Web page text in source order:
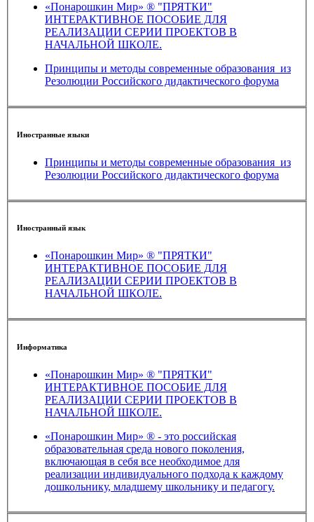
«Понарошкин Мир» ® "ПРЯТКИ"
ИНТЕРАКТИВНОЕ ПОСОБИЕ ДЛЯ
РЕАЛИЗАЦИИ СЕРИИ ПРОЕКТОВ В
НАЧАЛЬНОЙ ШКОЛЕ.
Принципы и методы современные образования_из
Резолюции Российского дидактического форума
Иностранные языки
Принципы и методы современные образования_из
Резолюции Российского дидактического форума
Иностранный язык
«Понарошкин Мир» ® "ПРЯТКИ"
ИНТЕРАКТИВНОЕ ПОСОБИЕ ДЛЯ
РЕАЛИЗАЦИИ СЕРИИ ПРОЕКТОВ В
НАЧАЛЬНОЙ ШКОЛЕ.
Информатика
«Понарошкин Мир» ® "ПРЯТКИ"
ИНТЕРАКТИВНОЕ ПОСОБИЕ ДЛЯ
РЕАЛИЗАЦИИ СЕРИИ ПРОЕКТОВ В
НАЧАЛЬНОЙ ШКОЛЕ.
«Понарошкин Мир» ® - это российская
образовательная среда нового поколения,
включающая в себя все необходимое для
реализации индивидуального подхода к каждому
дошкольнику, младшему школьнику и педагогу.